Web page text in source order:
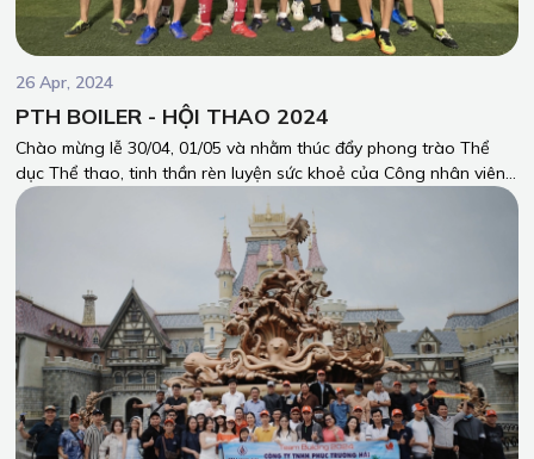
26 Apr, 2024
PTH BOILER - HỘI THAO 2024
Chào mừng lễ 30/04, 01/05 và nhằm thúc đẩy phong trào Thể
dục Thể thao, tinh thần rèn luyện sức khoẻ của Công nhân viên
Công ty Phúc Trường Hải (PTH). Những ngày qua, PTH Boiler đã
có các trải nghiệm giao lưu Hội thao thật đáng nhớ.